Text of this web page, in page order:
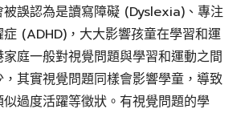
誤認為是讀寫障礙 (Dyslexia)、專注
(ADHD)，大大影響孩童在學習和運
庭一般對視覺問題與學習和運動之間
其實視覺問題同樣會影響學童，導致
過度活躍等徵狀。有視覺問題的學